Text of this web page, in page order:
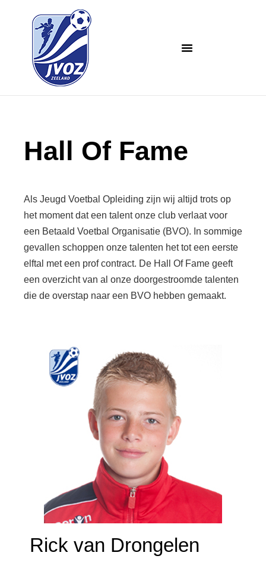
Hall Of Fame
Als Jeugd Voetbal Opleiding zijn wij altijd trots op
het moment dat een talent onze club verlaat voor
een Betaald Voetbal Organisatie (BVO). In sommige
gevallen schoppen onze talenten het tot een eerste
elftal met een prof contract. De Hall Of Fame geeft
een overzicht van al onze doorgestroomde talenten
die de overstap naar een BVO hebben gemaakt.
Rick van Drongelen